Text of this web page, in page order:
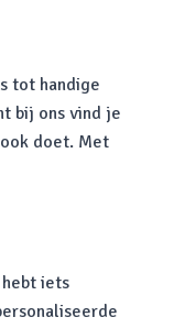
tot handige
bij ons vind je
doet. Met
iets